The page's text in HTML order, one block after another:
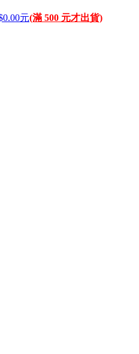
元(滿 500 元才出貨)